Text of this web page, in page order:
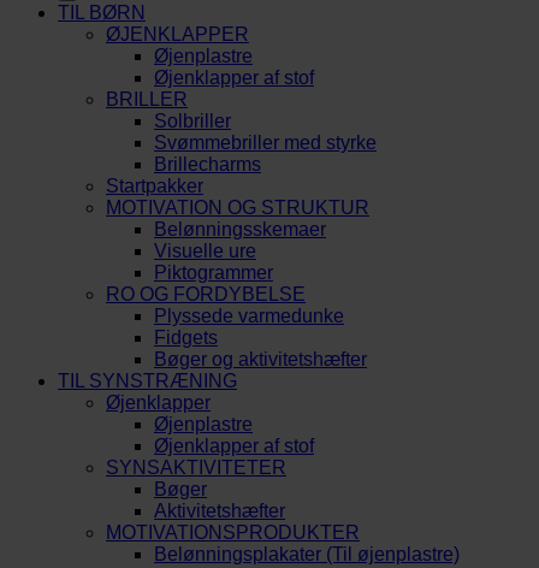
TIL BØRN
ØJENKLAPPER
Øjenplastre
Øjenklapper af stof
BRILLER
Solbriller
Svømmebriller med styrke
Brillecharms
Startpakker
MOTIVATION OG STRUKTUR
Belønningsskemaer
Visuelle ure
Piktogrammer
RO OG FORDYBELSE
Plyssede varmedunke
Fidgets
Bøger og aktivitetshæfter
TIL SYNSTRÆNING
Øjenklapper
Øjenplastre
Øjenklapper af stof
SYNSAKTIVITETER
Bøger
Aktivitetshæfter
MOTIVATIONSPRODUKTER
Belønningsplakater (Til øjenplastre)